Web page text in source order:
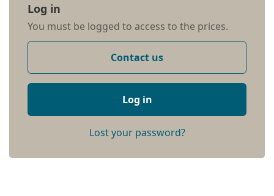
Log in
You must be logged to access to the prices.
Contact us
Log in
Lost your password?